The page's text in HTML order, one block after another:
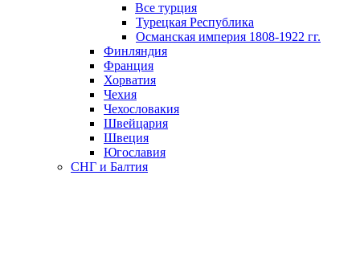
Все турция
Турецкая Республика
Османская империя 1808-1922 гг.
Финляндия
Франция
Хорватия
Чехия
Чехословакия
Швейцария
Швеция
Югославия
СНГ и Балтия